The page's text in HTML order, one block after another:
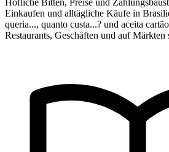
Einkaufen und alltägliche Käufe in
queria..., quanto custa...? und aceita
Restaurants, Geschäften und auf Märkten